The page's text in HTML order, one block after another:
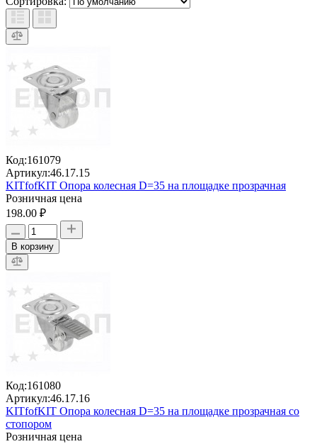
Код:161079
Артикул:46.17.15
KITfofKIT Опора колесная D=35 на площадке прозрачная
Розничная цена
198.00 ₽
В корзину
Код:161080
Артикул:46.17.16
KITfofKIT Опора колесная D=35 на площадке прозрачная со
стопором
Розничная цена